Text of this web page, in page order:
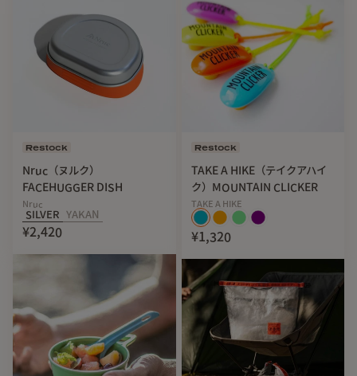
お台所やビジネス街でも使いやすいシンプルなデザインとな
っています。
＊実物の色はお使いのディスプレイ上の色味と異なる可能性
があります、ご了承ください。
タテ糸には通常の手ぬぐいに使用される綿100％の糸を使用
していてストレッチ性もあり、
柔らかな肌触りが使い心地良い１枚に仕上がっています。
生地の端部はオーバーロック仕上げが施されているため
一般的なてぬぐいに見られるほつれも少なく、
使う上でのちょっとしたストレスが軽減されるというのも嬉
Restock
Nruc（ヌルク）
FACEHUGGER DISH
Nruc
SILVER YAKAN
¥2,420
Restock
TAKE A HIKE（テイクアハイ
ク）MOUNTAIN CLICKER
TAKE A HIKE
¥1,320